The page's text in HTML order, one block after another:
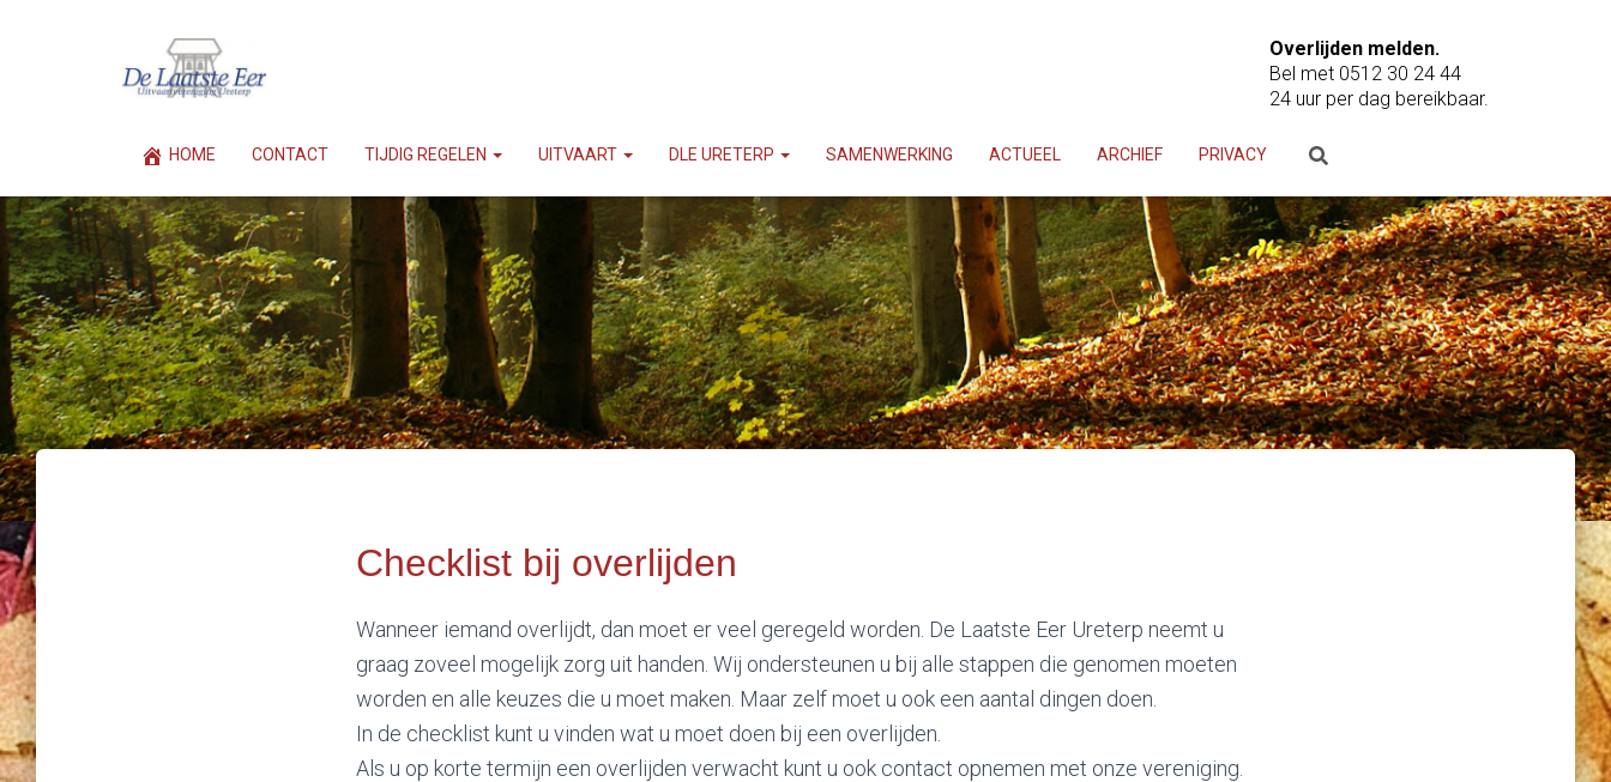
Overlijden melden.
Bel met 0512 30 24 44
24 uur per dag bereikbaar.
HOME CONTACT TIJDIG REGELEN UITVAART DLE URETERP SAMENWERKING ACTUEEL ARCHIEF PRIVACY
Checklist bij overlijden
Wanneer iemand overlijdt, dan moet er veel geregeld worden. De Laatste Eer Ureterp neemt u
graag zoveel mogelijk zorg uit handen. Wij ondersteunen u bij alle stappen die genomen moeten
worden en alle keuzes die u moet maken. Maar zelf moet u ook een aantal dingen doen.
In de checklist kunt u vinden wat u moet doen bij een overlijden.
Als u op korte termijn een overlijden verwacht kunt u ook contact opnemen met onze vereniging.